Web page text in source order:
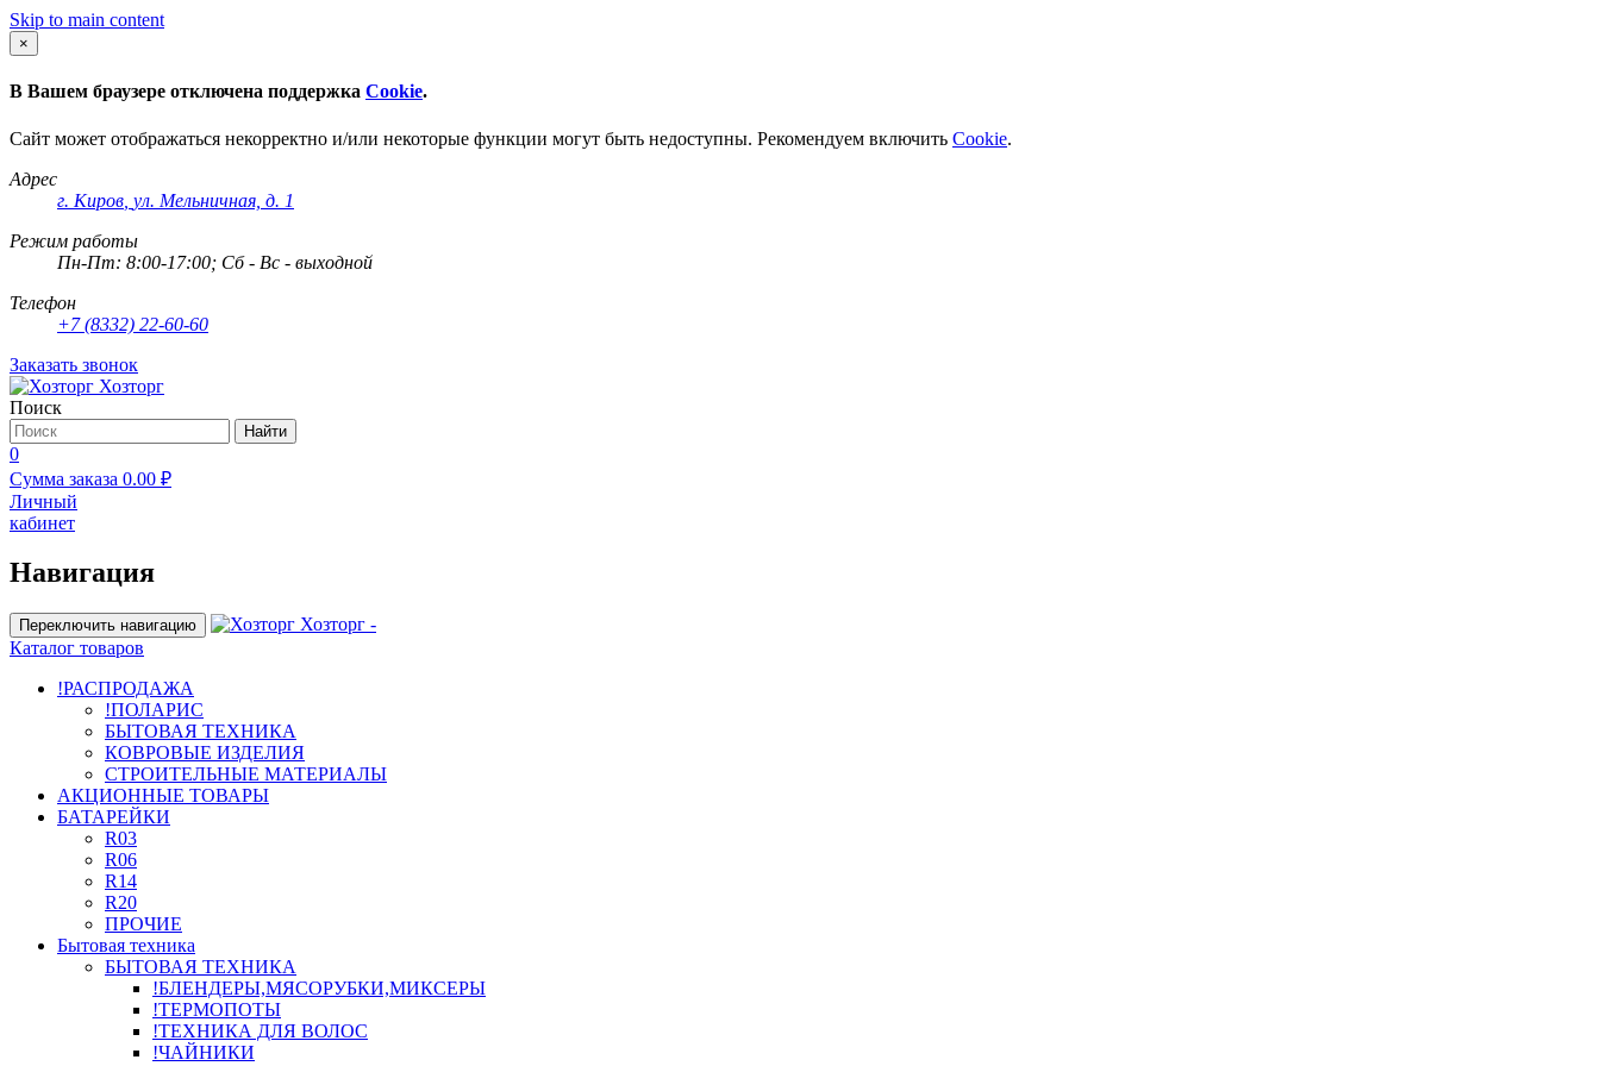
Skip to main content
×
В Вашем браузере отключена поддержка Cookie.
Сайт может отображаться некорректно и/или некоторые функции могут быть недоступны. Рекомендуем включить Cookie.
Адрес
г. Киров ул. Мельничная, д. 1
Режим работы
Пн-Пт: 8:00-17:00; Сб - Вс - выходной
Телефон
+7 (8332) 22-60-60
Заказать звонок
Хозторг
Поиск
Найти
0
Сумма заказа 0.00 ₽
Личный
кабинет
Навигация
Переключить навигацию
Хозторг -
Каталог товаров
!РАСПРОДАЖА
!ПОЛАРИС
БЫТОВАЯ ТЕХНИКА
КОВРОВЫЕ ИЗДЕЛИЯ
СТРОИТЕЛЬНЫЕ МАТЕРИАЛЫ
АКЦИОННЫЕ ТОВАРЫ
БАТАРЕЙКИ
R03
R06
R14
R20
ПРОЧИЕ
Бытовая техника
БЫТОВАЯ ТЕХНИКА
!БЛЕНДЕРЫ,МЯСОРУБКИ,МИКСЕРЫ
!ТЕРМОПОТЫ
!ТЕХНИКА ДЛЯ ВОЛОС
!ЧАЙНИКИ